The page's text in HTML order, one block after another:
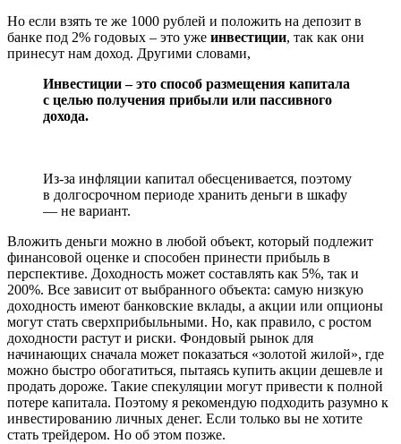
Но если взять те же 1000 рублей и положить на депозит в
банке под 2% годовых – это уже инвестиции, так как они
принесут нам доход. Другими словами,
Инвестиции – это способ размещения капитала
с целью получения прибыли или пассивного
дохода.
Из-за инфляции капитал обесценивается, поэтому
в долгосрочном периоде хранить деньги в шкафу
— не вариант.
Вложить деньги можно в любой объект, который подлежит
финансовой оценке и способен принести прибыль в
перспективе. Доходность может составлять как 5%, так и
200%. Все зависит от выбранного объекта: самую низкую
доходность имеют банковские вклады, а акции или опционы
могут стать сверхприбыльными. Но, как правило, с ростом
доходности растут и риски. Фондовый рынок для
начинающих сначала может показаться «золотой жилой», где
можно быстро обогатиться, пытаясь купить акции дешевле и
продать дороже. Такие спекуляции могут привести к полной
потере капитала. Поэтому я рекомендую подходить разумно к
инвестированию личных денег. Если только вы не хотите
стать трейдером. Но об этом позже.